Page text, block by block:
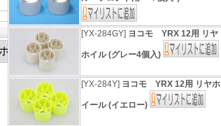
[YX-284GY] ヨコモ YRX 12用 リヤ
ホイル (グレー4個入)
[YX-284Y] ヨコモ YRX 12用 リヤホ
イール (イエロー)